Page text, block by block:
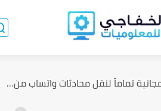
طريقة مجانية تماماً لنقل محادثات واتساب من الآيفون إلى الأندرويد...